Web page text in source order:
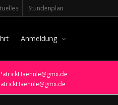
Stundenplan
Anmeldung
PatrickHaehnle@gmx.de